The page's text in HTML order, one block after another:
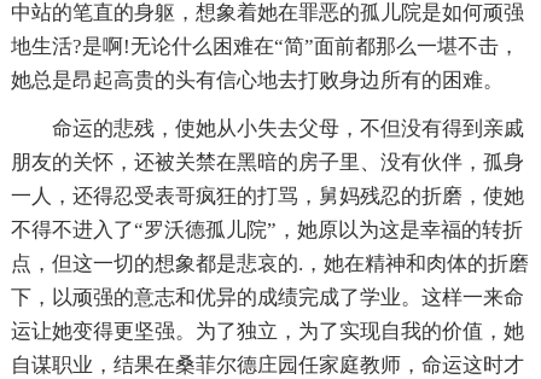
中站的笔直的身躯，想象着她在罪恶的孤儿院是如何顽强
地生活?是啊!无论什么困难在“简”面前都那么一堪不击，
她总是昂起高贵的头有信心地去打败身边所有的困难。
命运的悲残，使她从小失去父母，不但没有得到亲戚
朋友的关怀，还被关禁在黑暗的房子里、没有伙伴，孤身
一人，还得忍受表哥疯狂的打骂，舅妈残忍的折磨，使她
不得不进入了“罗沃德孤儿院”，她原以为这是幸福的转折
点，但这一切的想象都是悲哀的.，她在精神和肉体的折磨
下，以顽强的意志和优异的成绩完成了学业。这样一来命
运让她变得更坚强。为了独立，为了实现自我的价值，她
自谋职业，结果在桑菲尔德庄园任家庭教师，命运这时才